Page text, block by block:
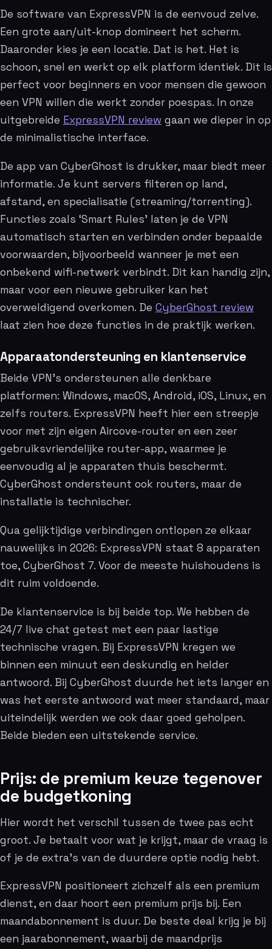
De software van ExpressVPN is de eenvoud zelve.
Een grote aan/uit-knop domineert het scherm.
Daaronder kies je een locatie. Dat is het. Het is
schoon, snel en werkt op elk platform identiek. Dit is
perfect voor beginners en voor mensen die gewoon
een VPN willen die werkt zonder poespas. In onze
uitgebreide ExpressVPN review gaan we dieper in op
de minimalistische interface.
De app van CyberGhost is drukker, maar biedt meer
informatie. Je kunt servers filteren op land,
afstand, en specialisatie (streaming/torrenting).
Functies zoals ‘Smart Rules’ laten je de VPN
automatisch starten en verbinden onder bepaalde
voorwaarden, bijvoorbeeld wanneer je met een
onbekend wifi-netwerk verbindt. Dit kan handig zijn,
maar voor een nieuwe gebruiker kan het
overweldigend overkomen. De CyberGhost review
laat zien hoe deze functies in de praktijk werken.
Apparaatondersteuning en klantenservice
Beide VPN’s ondersteunen alle denkbare
platformen: Windows, macOS, Android, iOS, Linux, en
zelfs routers. ExpressVPN heeft hier een streepje
voor met zijn eigen Aircove-router en een zeer
gebruiksvriendelijke router-app, waarmee je
eenvoudig al je apparaten thuis beschermt.
CyberGhost ondersteunt ook routers, maar de
installatie is technischer.
Qua gelijktijdige verbindingen ontlopen ze elkaar
nauwelijks in 2026: ExpressVPN staat 8 apparaten
toe, CyberGhost 7. Voor de meeste huishoudens is
dit ruim voldoende.
De klantenservice is bij beide top. We hebben de
24/7 live chat getest met een paar lastige
technische vragen. Bij ExpressVPN kregen we
binnen een minuut een deskundig en helder
antwoord. Bij CyberGhost duurde het iets langer en
was het eerste antwoord wat meer standaard, maar
uiteindelijk werden we ook daar goed geholpen.
Beide bieden een uitstekende service.
Prijs: de premium keuze tegenover
de budgetkoning
Hier wordt het verschil tussen de twee pas echt
groot. Je betaalt voor wat je krijgt, maar de vraag is
of je de extra’s van de duurdere optie nodig hebt.
ExpressVPN positioneert zichzelf als een premium
dienst, en daar hoort een premium prijs bij. Een
maandabonnement is duur. De beste deal krijg je bij
een jaarabonnement, waarbij de maandprijs